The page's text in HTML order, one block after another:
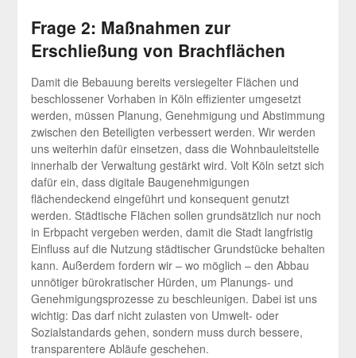
Frage 2: Maßnahmen zur
Erschließung von Brachflächen
Damit die Bebauung bereits versiegelter Flächen und
beschlossener Vorhaben in Köln effizienter umgesetzt
werden, müssen Planung, Genehmigung und Abstimmung
zwischen den Beteiligten verbessert werden. Wir werden
uns weiterhin dafür einsetzen, dass die Wohnbauleitstelle
innerhalb der Verwaltung gestärkt wird. Volt Köln setzt sich
dafür ein, dass digitale Baugenehmigungen
flächendeckend eingeführt und konsequent genutzt
werden. Städtische Flächen sollen grundsätzlich nur noch
in Erbpacht vergeben werden, damit die Stadt langfristig
Einfluss auf die Nutzung städtischer Grundstücke behalten
kann. Außerdem fordern wir – wo möglich – den Abbau
unnötiger bürokratischer Hürden, um Planungs- und
Genehmigungsprozesse zu beschleunigen. Dabei ist uns
wichtig: Das darf nicht zulasten von Umwelt- oder
Sozialstandards gehen, sondern muss durch bessere,
transparentere Abläufe geschehen.